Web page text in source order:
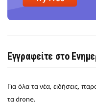
Εγγραφείτε στο
Για όλα τα νέα, ειδήσεις,
τα drone.